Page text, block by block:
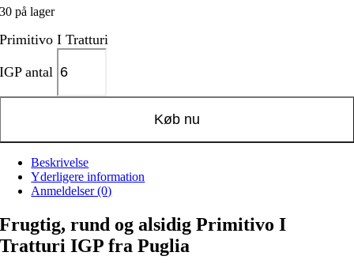
30 på lager
Primitivo I Tratturi
IGP antal
Køb nu
Beskrivelse
Yderligere information
Anmeldelser (0)
Frugtig, rund og alsidig Primitivo I
Tratturi IGP fra Puglia